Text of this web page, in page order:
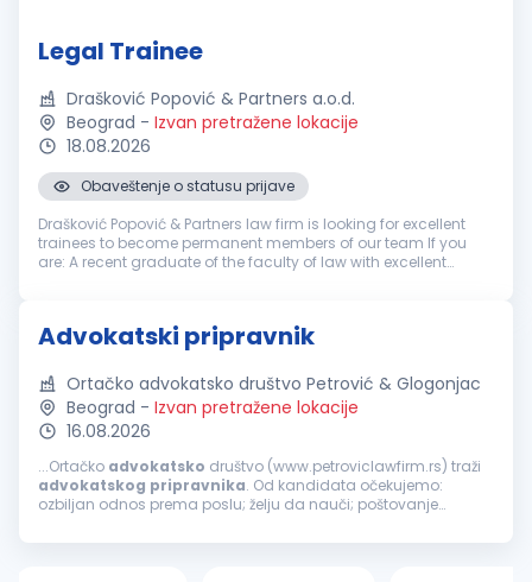
Legal Trainee
Drašković Popović & Partners a.o.d.
Beograd - Izvan pretražene lokacije
18.08.2026
Obaveštenje o statusu prijave
Drašković Popović & Partners law firm is looking for excellent
trainees to become permanent members of our team If you
are: A recent graduate of the faculty of law with excellent
Advokatski pripravnik
Ortačko advokatsko društvo Petrović & Glogonjac
Beograd - Izvan pretražene lokacije
16.08.2026
...Ortačko advokatsko društvo (www.petroviclawfirm.rs) traži
advokatskog pripravnika. Od kandidata očekujemo:
ozbiljan odnos prema poslu; želju da nauči; poštovanje